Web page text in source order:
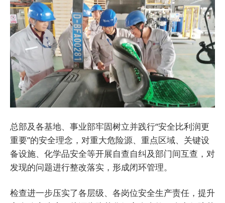
总部及各基地、事业部牢固树立并践行“安全比利润更
重要”的安全理念，对重大危险源、重点区域、关键设
备设施、化学品安全等开展自查自纠及部门间互查，对
发现的问题进行整改落实，形成闭环管理。
检查进一步压实了各层级、各岗位安全生产责任，提升